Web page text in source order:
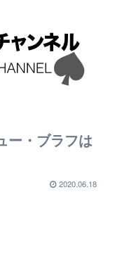
ー・ブラフは
2020.06.18